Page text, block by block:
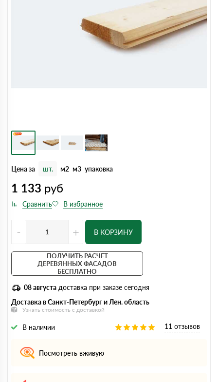
Цена за шт. м2 м3 упаковка
1 133 руб
- + В КОРЗИНУ
ПОЛУЧИТЬ РАСЧЕТ
ДЕРЕВЯННЫХ ФАСАДОВ
БЕСПЛАТНО
08 августа доставка при заказе сегодня
Доставка в Санкт-Петербург и Лен. область
Узнать стоимость с доставкой
В наличии 11 отзывов
Посмотреть вживую